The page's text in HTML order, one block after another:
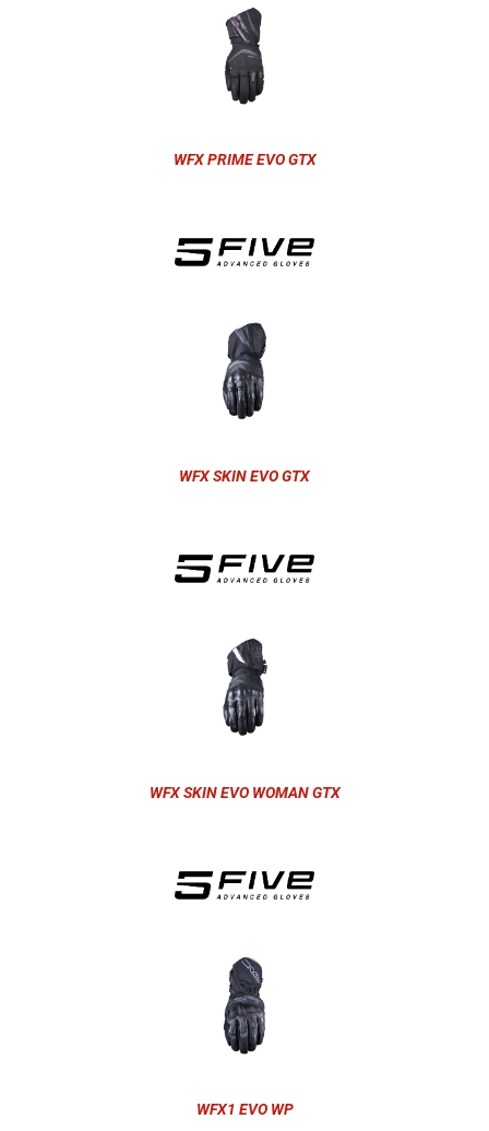
WFX PRIME EVO GTX
WFX SKIN EVO GTX
WFX SKIN EVO WOMAN GTX
WFX1 EVO WP